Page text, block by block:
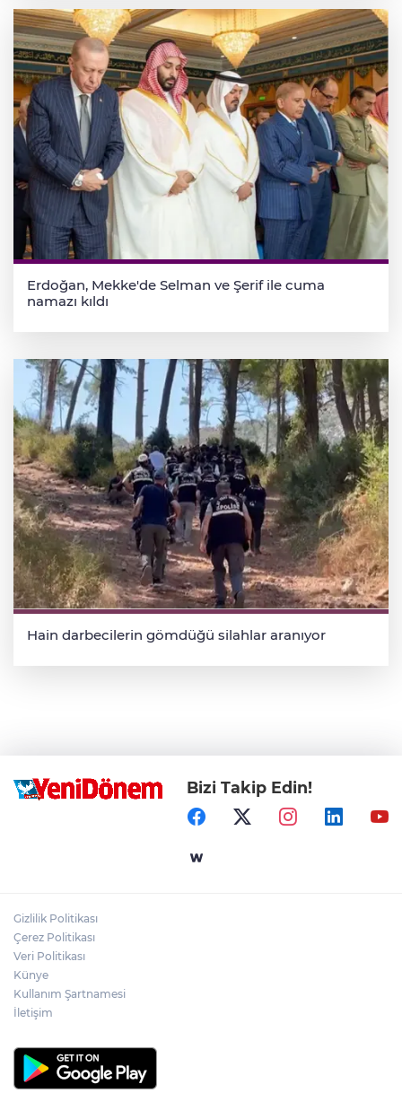
Erdoğan, Mekke'de Selman ve Şerif ile cuma
namazı kıldı
Hain darbecilerin gömdüğü silahlar aranıyor
Bizi Takip Edin!
Gizlilik Politikası
Çerez Politikası
Veri Politikası
Künye
Kullanım Şartnamesi
İletişim